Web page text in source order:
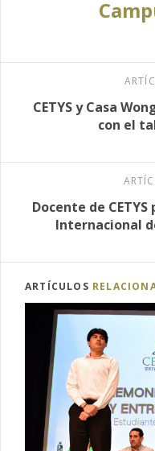
CETYS y Casa
con el
Docente de
Internacional
ARTÍCULOS